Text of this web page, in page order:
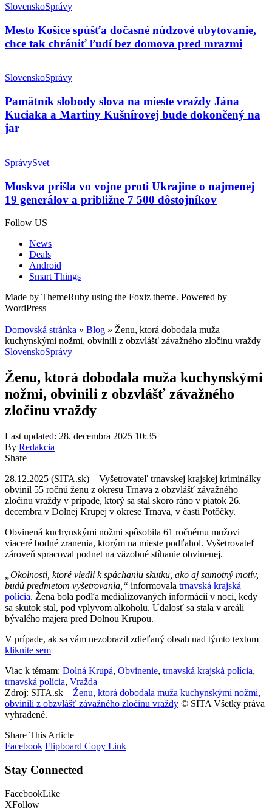
SlovenskoSprávy
Mesto Košice spúšťa dočasné núdzové ubytovanie,
chce tak chrániť ľudí bez domova pred mrazmi
SlovenskoSprávy
Pamätník slobody slova na mieste vraždy Jána
Kuciaka a Martiny Kušnírovej bude dokončený na
jar
SprávySvet
Moskva prišla vo vojne proti Ukrajine o najmenej
19 generálov a približne 7 500 dôstojníkov
Follow US
News
Deals
Android
Smart Things
Made by ThemeRuby using the Foxiz theme. Powered by
WordPress
Domovská stránka » Blog » Ženu, ktorá dobodala muža
kuchynskými nožmi, obvinili z obzvlášť závažného zločinu vraždy
SlovenskoSprávy
Ženu, ktorá dobodala muža kuchynskými
nožmi, obvinili z obzvlášť závažného
zločinu vraždy
Last updated: 28. decembra 2025 10:35
By Redakcia
Share
28.12.2025 (SITA.sk) – Vyšetrovateľ trnavskej krajskej kriminálky
obvinil 55 ročnú ženu z okresu Trnava z obzvlášť závažného
zločinu vraždy v prípade, ktorý sa stal skoro ráno v piatok 26.
decembra v Dolnej Krupej v okrese Trnava, v časti Potôčky.
Obvinená kuchynskými nožmi spôsobila 61 ročnému mužovi
viaceré bodné zranenia, ktorým na mieste podľahol. Vyšetrovateľ
zároveň spracoval podnet na väzobné stíhanie obvinenej.
„Okolnosti, ktoré viedli k spáchaniu skutku, ako aj samotný motív,
budú predmetom vyšetrovania,“ informovala trnavská krajská
polícia. Žena bola podľa medializovaných informácií v noci, kedy
sa skutok stal, pod vplyvom alkoholu. Udalosť sa stala v areáli
bývalého majera pred Dolnou Krupou.
V prípade, ak sa vám nezobrazil zdieľaný obsah nad týmto textom
kliknite sem
Viac k témam: Dolná Krupá, Obvinenie, trnavská krajská polícia,
trnavská polícia, Vražda
Zdroj: SITA.sk – Ženu, ktorá dobodala muža kuchynskými nožmi,
obvinili z obzvlášť závažného zločinu vraždy © SITA Všetky práva
vyhradené.
Share This Article
Facebook Flipboard Copy Link
Stay Connected
FacebookLike
XFollow